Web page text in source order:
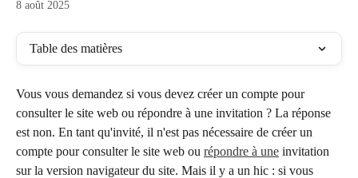
8 août 2025
Table des matières
Vous vous demandez si vous devez créer un compte pour
consulter le site web ou répondre à une invitation ? La réponse
est non. En tant qu'invité, il n'est pas nécessaire de créer un
compte pour consulter le site web ou répondre à une invitation
sur la version navigateur du site. Mais il y a un hic : si vous